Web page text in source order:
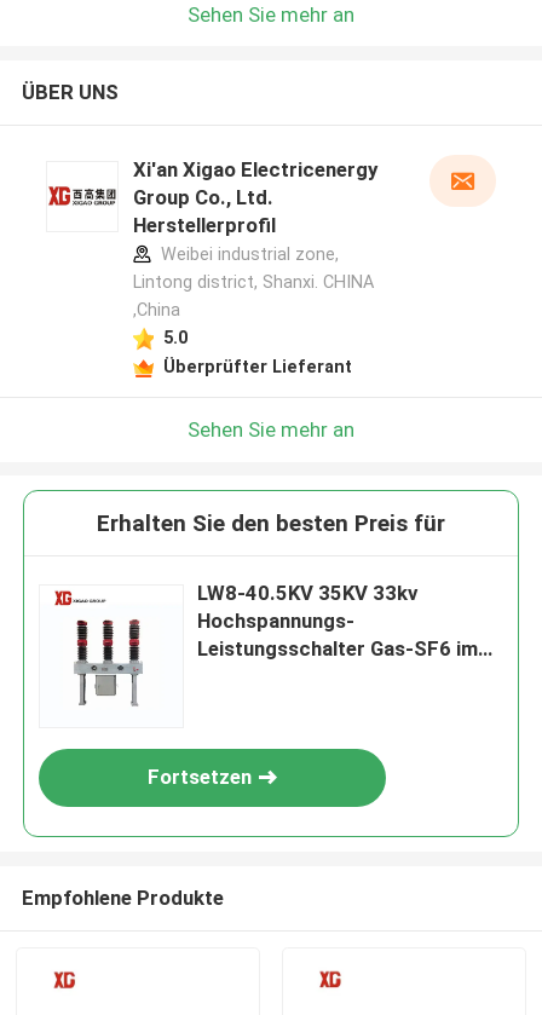
Sehen Sie mehr an
ÜBER UNS
Xi'an Xigao Electricenergy
Group Co., Ltd.
Herstellerprofil
Weibei industrial zone,
Lintong district, Shanxi. CHINA
,China
5.0
Überprüfter Lieferant
Sehen Sie mehr an
Erhalten Sie den besten Preis für
LW8-40.5KV 35KV 33kv
Hochspannungs-
Leistungsschalter Gas-SF6 im
Fortsetzen
Empfohlene Produkte